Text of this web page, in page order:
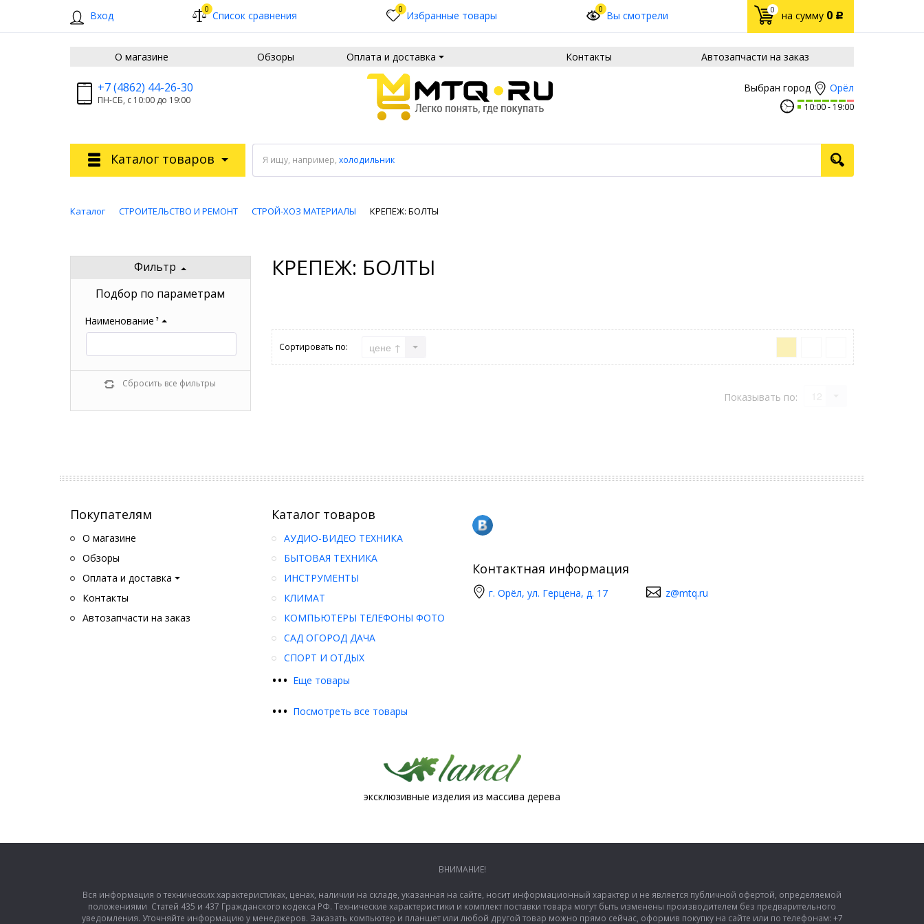
Вход 0 Список сравнения 0 Избранные товары 0 Вы смотрели 0 на сумму 0 Р
О магазине Обзоры Оплата и доставка Контакты Автозапчасти на заказ
Выбран город Орёл
10:00 19:00
+7 (4862) 44-26-30
ПН-СБ, с 10:00 до 19:00
Я ищу, например, холодильник
Каталог товаров
Каталог СТРОИТЕЛЬСТВО И РЕМОНТ СТРОЙ-ХОЗ МАТЕРИАЛЫ КРЕПЕЖ: БОЛТЫ
Фильтр
Подбор по параметрам
Наименование ?
Сбросить все фильтры
КРЕПЕЖ: БОЛТЫ
Сортировать по: цене ↑
Показывать по:
Покупателям
О магазине
Обзоры
Оплата и доставка
Контакты
Автозапчасти на заказ
Каталог товаров
••• Еще товары
АУДИО-ВИДЕО ТЕХНИКА
БЫТОВАЯ ТЕХНИКА
ИНСТРУМЕНТЫ
КЛИМАТ
КОМПЬЮТЕРЫ ТЕЛЕФОНЫ ФОТО
САД ОГОРОД ДАЧА
СПОРТ И ОТДЫХ
••• Посмотреть все товары
Контактная информация
г. Орёл, ул. Герцена, д. 17 z@mtq.ru
эксклюзивные изделия из массива дерева
ВНИМАНИЕ!
Вся информация о технических характеристиках, ценах, наличии на складе, указанная на сайте, носит информационный характер и не является публичной офертой, определяемой
положениями Статей 435 и 437 Гражданского кодекса РФ. Технические характеристики и комплект поставки товара могут быть изменены производителем без предварительного
уведомления. Уточняйте информацию у менеджеров. Заказать компьютер и планшет или любой другой товар можно прямо сейчас, оформив покупку на сайте или по телефонам: +7